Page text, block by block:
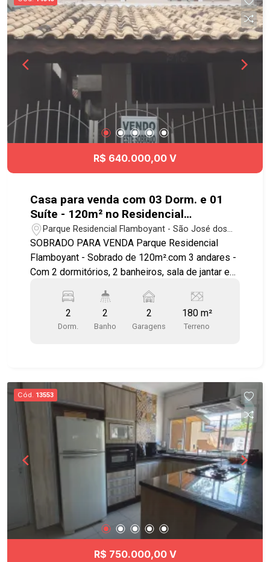
praça com academia e brinquedos ao ar livre. À
300m do hortifrúti, açougue, padaria e posto de
gasolina. À 1 km de mercados. Fácil acesso à
Dutra e próximo a Eleb.
R$ 640.000,00 V
Casa para venda com 03 Dorm. e 01
Suíte - 120m² no Residencial
Flamboyant
Parque Residencial Flamboyant - São José dos
Campos/SP
SOBRADO PARA VENDA Parque Residencial
Flamboyant - Sobrado de 120m².com 3 andares -
Com 2 dormitórios, 2 banheiros, sala de jantar e
churrasqueira e área de convivência - 2 vagas de
garagem.2
Dorm.
2
Banho
2
Garagens
180 m²
Terreno
Cód. 13553
R$ 750.000,00 V